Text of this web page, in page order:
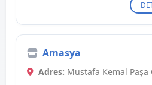
Amasya
Adres: Mustafa Kemal Paşa